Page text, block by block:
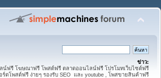
ข่าว:
น์ฟรี โฆษณาฟรี โพสต์ฟรี ตลาดออนไลน์ฟรี โปรโมทเว็บไซต์ฟรี
ร์ดโพสต์ฟรี ง่ายๆ รองรับ SEO และ youtube , โพสขายสินค้าฟรี